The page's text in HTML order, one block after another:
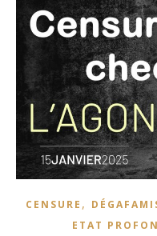
CENSURE ,
ETAT